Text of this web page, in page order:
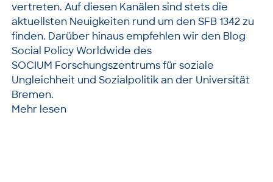
vertreten. Auf diesen Kanälen sind stets die
aktuellsten Neuigkeiten rund um den SFB 1342 zu
finden. Darüber hinaus empfehlen wir den Blog
Social Policy Worldwide des
SOCIUM Forschungszentrums für soziale
Ungleichheit und Sozialpolitik an der Universität
Bremen.
Mehr lesen